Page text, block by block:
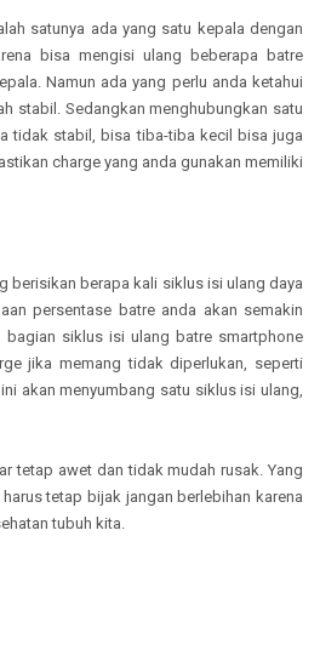
satunya ada yang satu kepala dengan
bisa mengisi ulang beberapa batre
Namun ada yang perlu anda ketahui
stabil. Sedangkan menghubungkan satu
tidak stabil, bisa tiba-tiba kecil bisa juga
charge yang anda gunakan memiliki
berisikan berapa kali siklus isi ulang daya
persentase batre anda akan semakin
bagian siklus isi ulang batre smartphone
jika memang tidak diperlukan, seperti
akan menyumbang satu siklus isi ulang,
tetap awet dan tidak mudah rusak. Yang
tetap bijak jangan berlebihan karena
tubuh kita.